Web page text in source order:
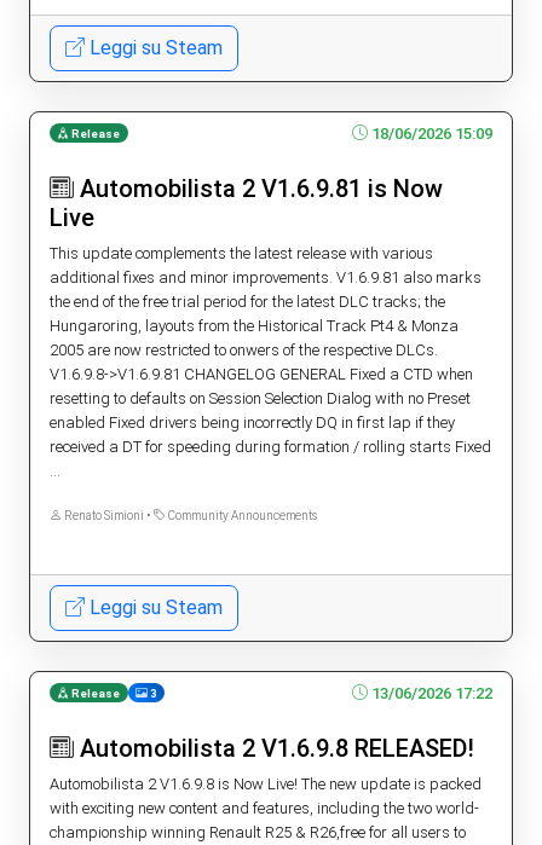
Leggi su Steam
Release 18/06/2026 15:09
Automobilista 2 V1.6.9.81 is Now
Live
This update complements the latest release with various
additional fixes and minor improvements. V1.6.9.81 also marks
the end of the free trial period for the latest DLC tracks; the
Hungaroring, layouts from the Historical Track Pt4 & Monza
2005 are now restricted to onwers of the respective DLCs.
V1.6.9.8->V1.6.9.81 CHANGELOG GENERAL Fixed a CTD when
resetting to defaults on Session Selection Dialog with no Preset
enabled Fixed drivers being incorrectly DQ in first lap if they
received a DT for speeding during formation / rolling starts Fixed
Renato Simioni • Community Announcements
Leggi su Steam
Release 3 13/06/2026 17:22
Automobilista 2 V1.6.9.8 RELEASED!
Automobilista 2 V1.6.9.8 is Now Live! The new update is packed
with exciting new content and features, including the two world-
championship winning Renault R25 & R26,free for all users to